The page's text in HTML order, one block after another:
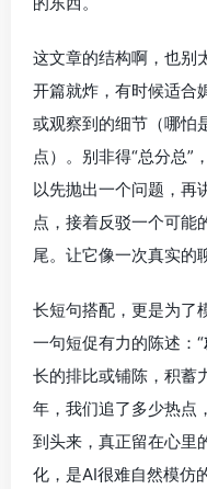
这文章的结构啊，也别
开篇就炸，有时候适合
或观察到的细节（哪怕
点）。别非得“总分总”
以先抛出一个问题，再
点，接着反驳一个可能
尾。让它像一次真实的
长短句搭配，更是为了
一句短促有力的陈述：“
长的排比或铺陈，积蓄
年，我们追了多少热点
到头来，真正留在心里
化，是AI很难自然模仿的